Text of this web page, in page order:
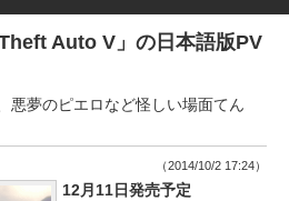
Auto V」の日本語版PV
悪夢のピエロなど怪しい場面てん
（2014/10/2 17:24）
12月11日発売予定